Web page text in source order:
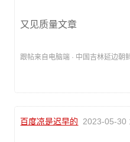
又见质量文章
跟帖来自电脑端 · 中国吉林延边朝
百度凉是迟早的 2023-05-30